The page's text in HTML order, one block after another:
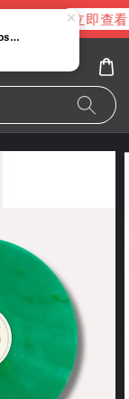
立即查看
Rock Burwell - 愛你致死不渝 Obsession 【紅色彩膠】（黑膠唱片 LP）